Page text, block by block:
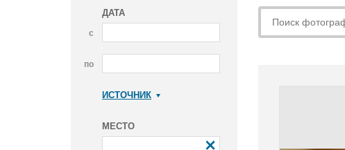
ДАТА
с
по
ИСТОЧНИК
МЕСТО